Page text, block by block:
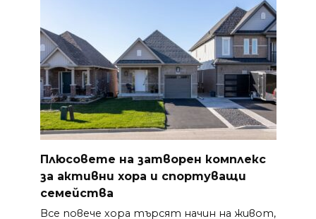
Плюсовете на затворен комплекс
за активни хора и спортуващи
семейства
Все повече хора търсят начин на живот,